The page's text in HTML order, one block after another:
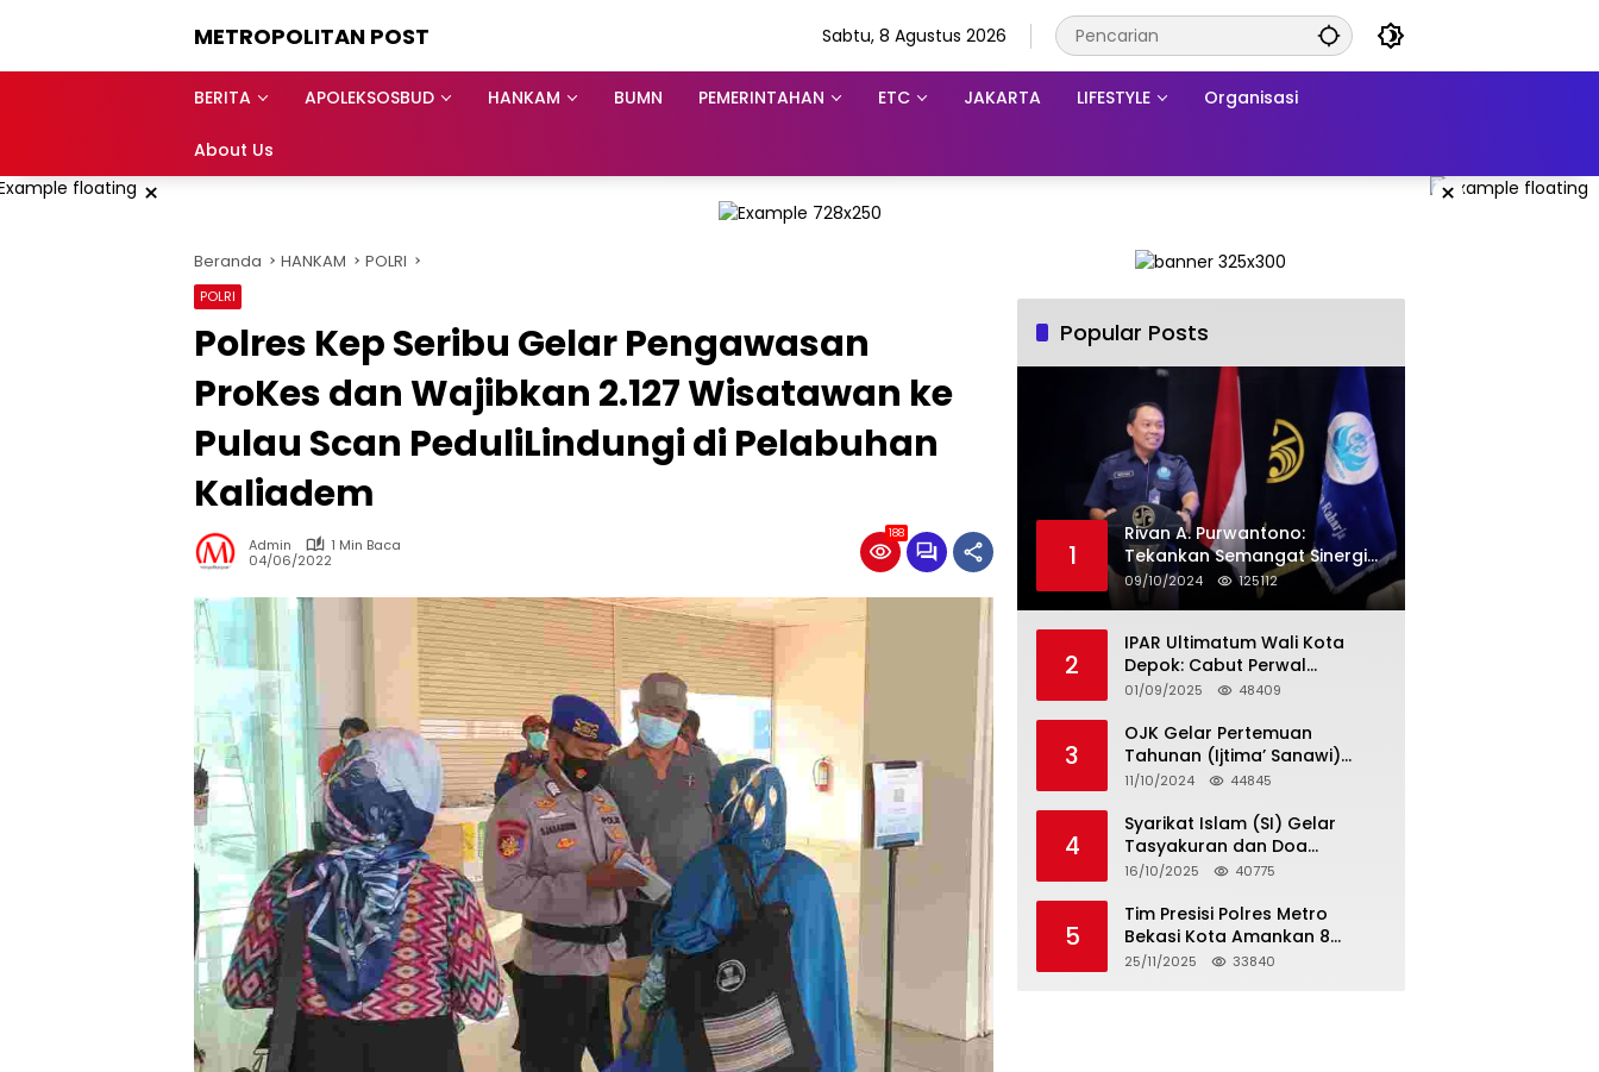
METROPOLITAN POST Sabtu, 8 Agustus 2026
BERITA APOLEKSOSBUD HANKAM BUMN PEMERINTAHAN ETC JAKARTA LIFESTYLE Organisasi
About Us
× ×
Beranda HANKAM POLRI
POLRI
Polres Kep Seribu Gelar Pengawasan
ProKes dan Wajibkan 2.127 Wisatawan ke
Pulau Scan PeduliLindungi di Pelabuhan
Kaliadem
Admin
1 Min Baca
04/06/2022
188
Popular Posts
1
Rivan A. Purwantono:
Tekankan Semangat Sinergi
dan Kolaborasi dalam
Rakernas Serikat Pekerja Jasa
09/10/2024 125112
2
IPAR Ultimatum Wali Kota
Depok: Cabut Perwal
Tunjangan DPRD Rp40 Juta
Aksi Rakyat
01/09/2025 48409
3
OJK Gelar Pertemuan
Tahunan (Ijtima’ Sanawi)
Dewan Pengawas Syariah
11/10/2024 44845
4
Syarikat Islam (SI) Gelar
Tasyakuran dan Doa
Bersama Organisasi
16/10/2025 40775
5
Tim Presisi Polres Metro
Bekasi Kota Amankan 8
Remaja Diduga Hendak
25/11/2025 33840